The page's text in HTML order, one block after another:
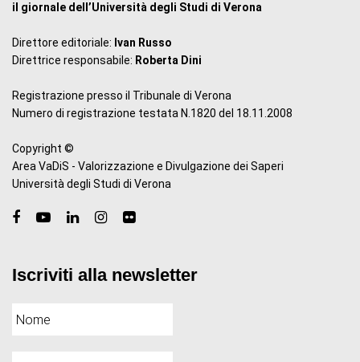
il giornale dell’Università degli Studi di Verona
Direttore editoriale: Ivan Russo
Direttrice responsabile: Roberta Dini
Registrazione presso il Tribunale di Verona
Numero di registrazione testata N.1820 del 18.11.2008
Copyright ©
Area VaDiS - Valorizzazione e Divulgazione dei Saperi
Università degli Studi di Verona
Iscriviti alla newsletter